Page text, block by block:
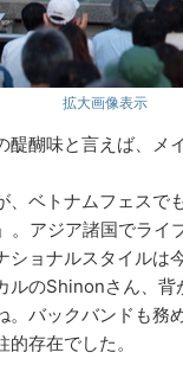
拡大画像表示
醍醐味と言えば、メ
、ベトナムフェスで
。アジア諸国でラ
ショナルスタイルは
ルのShinonさん、背
。バックバンドも務
存在でした。